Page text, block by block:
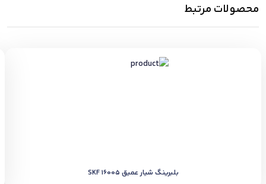
محصولات مرتبط
بلبرینگ شیار عمیق SKF 16005